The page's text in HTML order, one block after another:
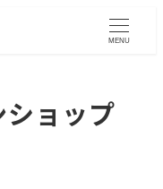
MENU
ショップ